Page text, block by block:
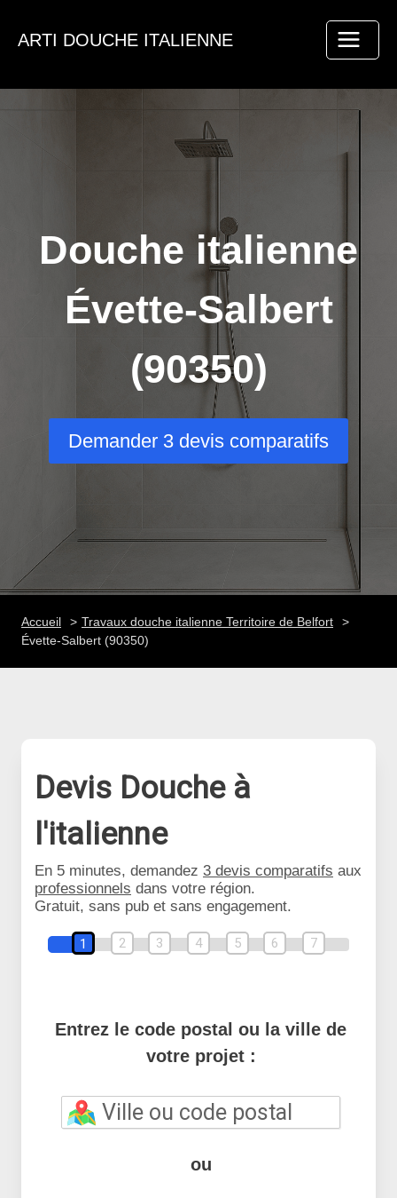
ARTI DOUCHE ITALIENNE
Douche italienne
Évette-Salbert
(90350)
Demander 3 devis comparatifs
Accueil
Travaux douche italienne Territoire de Belfort
Évette-Salbert (90350)
Devis Douche à
l'italienne
En 5 minutes, demandez 3 devis comparatifs aux
professionnels dans votre région.
Gratuit, sans pub et sans engagement.
1 2 3 4 5 6 7
Entrez le code postal ou la ville de
votre projet :
ou